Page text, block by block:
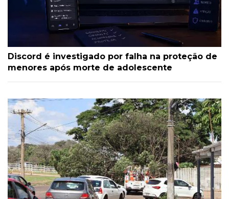
Discord é investigado por falha na proteção de
menores após morte de adolescente